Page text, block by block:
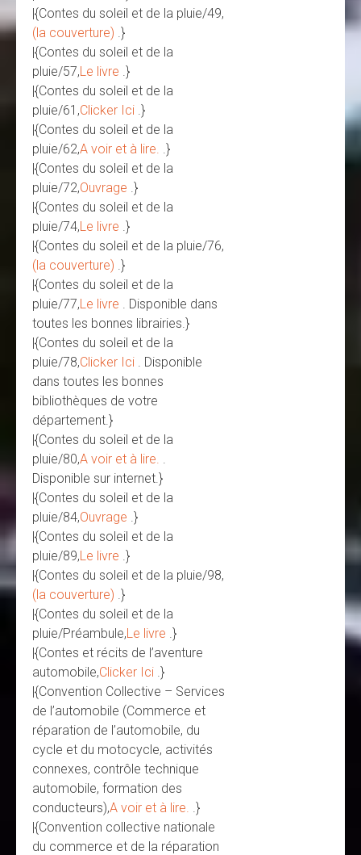
|{Contes du soleil et de la pluie/49,
(la couverture) .}
|{Contes du soleil et de la
pluie/57,Le livre .}
|{Contes du soleil et de la
pluie/61,Clicker Ici .}
|{Contes du soleil et de la
pluie/62,A voir et à lire. .}
|{Contes du soleil et de la
pluie/72,Ouvrage .}
|{Contes du soleil et de la
pluie/74,Le livre .}
|{Contes du soleil et de la pluie/76,
(la couverture) .}
|{Contes du soleil et de la
pluie/77,Le livre . Disponible dans
toutes les bonnes librairies.}
|{Contes du soleil et de la
pluie/78,Clicker Ici . Disponible
dans toutes les bonnes
bibliothèques de votre
département.}
|{Contes du soleil et de la
pluie/80,A voir et à lire. .
Disponible sur internet.}
|{Contes du soleil et de la
pluie/84,Ouvrage .}
|{Contes du soleil et de la
pluie/89,Le livre .}
|{Contes du soleil et de la pluie/98,
(la couverture) .}
|{Contes du soleil et de la
pluie/Préambule,Le livre .}
|{Contes et récits de l’aventure
automobile,Clicker Ici .}
|{Convention Collective – Services
de l’automobile (Commerce et
réparation de l’automobile, du
cycle et du motocycle, activités
connexes, contrôle technique
automobile, formation des
conducteurs),A voir et à lire. .}
|{Convention collective nationale
du commerce et de la réparation